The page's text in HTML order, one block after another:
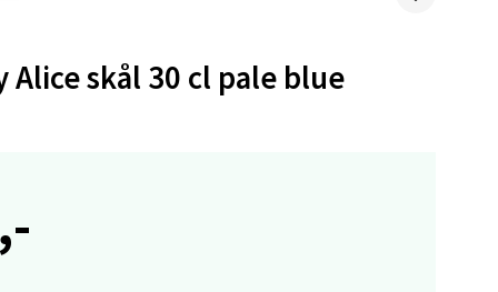
Alice skål 30 cl pale blue